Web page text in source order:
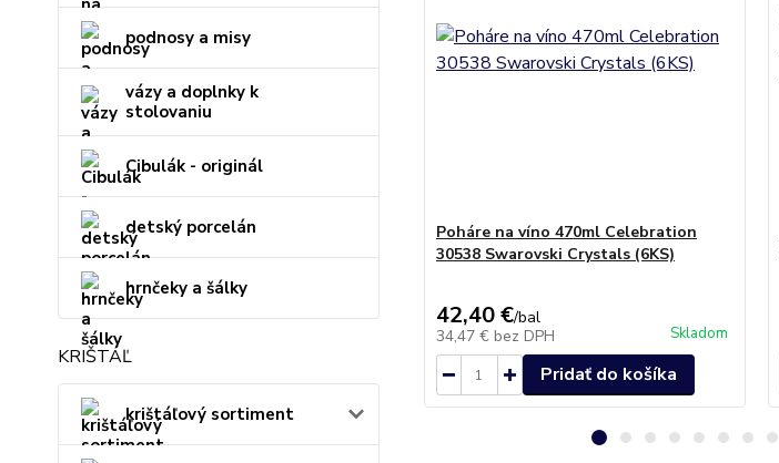
podnosy a misy
vázy a doplnky k
stolovaniu
Cibulák - originál
detský porcelán
hrnčeky a šálky
KRIŠTÁĽ
krištáľový sortiment
Poháre na víno 470ml Celebration
30538 Swarovski Crystals (6KS)
42,40 €/bal
34,47 € bez DPH Skladom
Pridať do košíka